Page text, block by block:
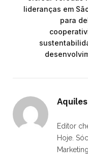
lideranças em
para
Editor
Hoje.